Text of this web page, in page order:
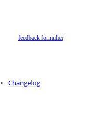
feedback formulier.
• Changelog